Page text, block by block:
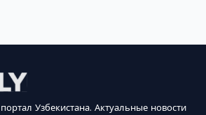
Узбекистана. Актуальные новости